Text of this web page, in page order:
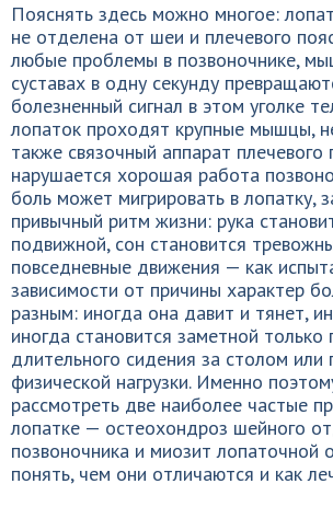
Пояснять здесь можно многое:
не отделена от шеи и плечевого
любые проблемы в позвоночнике,
суставах в одну секунду
болезненный сигнал в этом уголке
лопаток проходят крупные мышцы,
также связочный аппарат плечевого
нарушается хорошая работа
боль может мигрировать в лопатку,
привычный ритм жизни: рука
подвижной, сон становится
повседневные движения — как
зависимости от причины характер
разным: иногда она давит и тянет,
иногда становится заметной только
длительного сидения за столом или
физической нагрузки. Именно
рассмотреть две наиболее частые
лопатке — остеохондроз шейного
позвоночника и миозит лопаточной
понять, чем они отличаются и как